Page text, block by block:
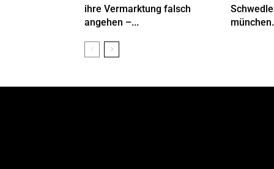
ihre Vermarktung falsch
angehen –...